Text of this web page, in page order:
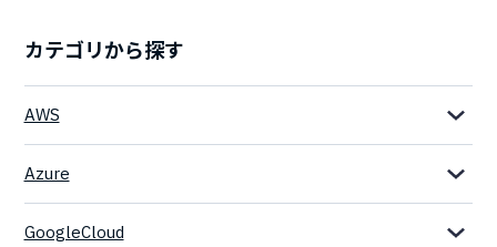
カテゴリから探す
AWS
Azure
GoogleCloud